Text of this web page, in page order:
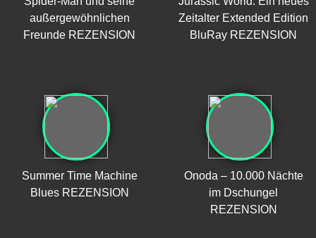
außergewöhnlichen
Freunde REZENSION
Zeitalter Extended Edition
BluRay REZENSION
Summer Time Machine
Blues REZENSION
Onoda – 10.000 Nächte
im Dschungel
REZENSION